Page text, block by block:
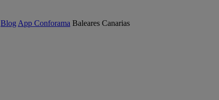
Blog App Conforama Baleares Canarias